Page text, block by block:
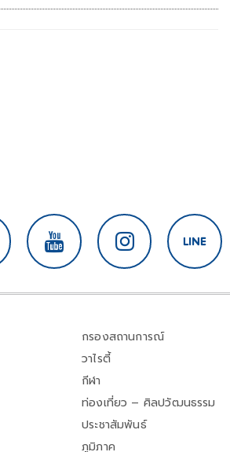
กรองสถานการณ์
วาไรตี้
กีฬา
ท่องเที่ยว – ศิลปวัฒนธรรม
ประชาสัมพันธ์
ภูมิภาค